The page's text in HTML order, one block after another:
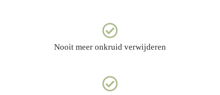
Nooit meer onkruid verwijderen